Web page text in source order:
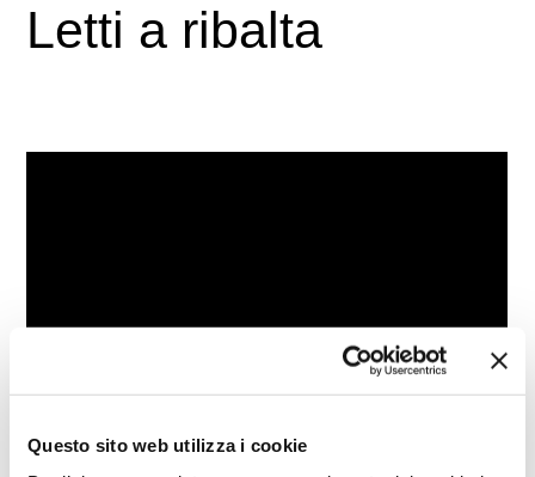
Questo sito web utilizza i cookie
Letti a ribalta